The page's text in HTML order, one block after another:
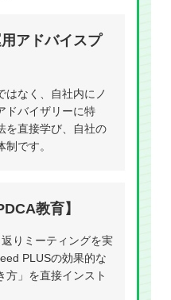
用アドバイスプ
はなく、自社内にノ
ドバイザリーに特
を直接学び、自社の
です。
教育】
りミーティングを実
PLUSの効果的な
方」を直接インスト